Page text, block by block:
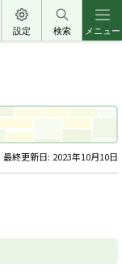
設定 検索 メニュー
最終更新日: 2023年10月10日